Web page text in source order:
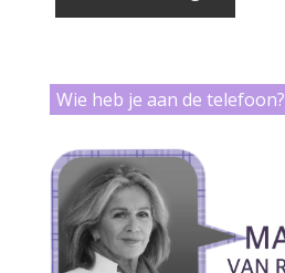
Wie heb je aan de telefoon?